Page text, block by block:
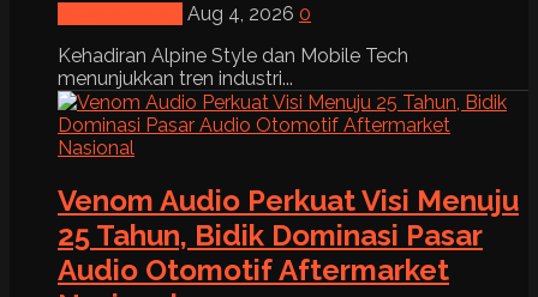
Aug 4, 2026 0
Kehadiran Alpine Style dan Mobile Tech
menunjukkan tren industri...
Venom Audio Perkuat Visi Menuju
25 Tahun, Bidik Dominasi Pasar
Audio Otomotif Aftermarket